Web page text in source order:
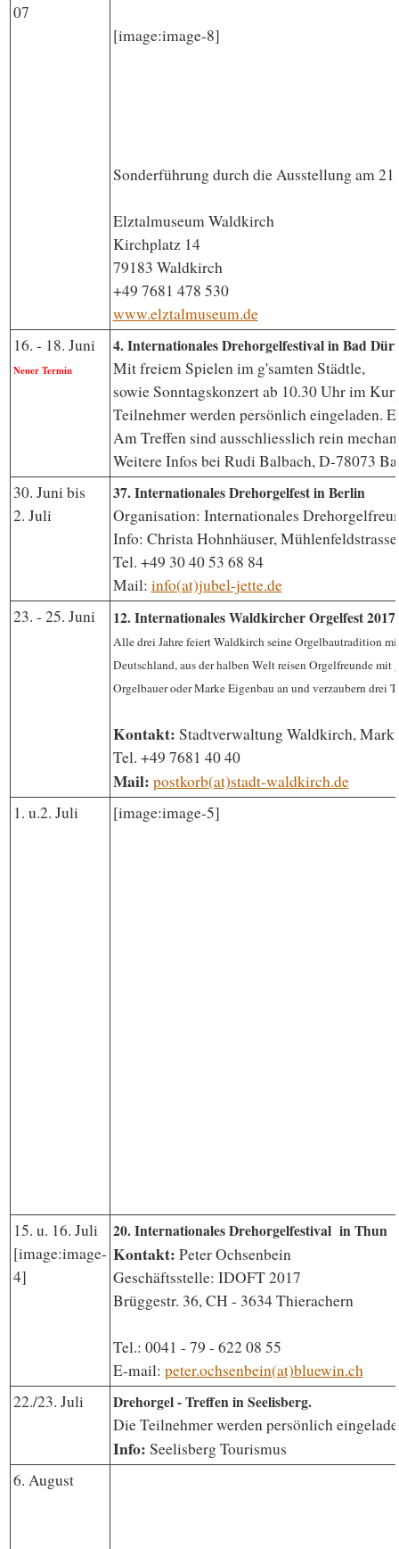
07
[image:image-8]
Sonderführung durch die Ausstellung am
Elztalmuseum Waldkirch
Kirchplatz 14
79183 Waldkirch
+49 7681 478 530
www.elztalmuseum.de
16. - 18. Juni
Neuer Termin
4. Internationales Drehorgelfestival in Bad
Mit freiem Spielen im g'samten Städtle,
sowie Sonntagskonzert ab 10.30 Uhr im
Teilnehmer werden persönlich eingeladen.
Am Treffen sind ausschliesslich rein
Weitere Infos bei Rudi Balbach, D-78073
30. Juni bis
2. Juli
37. Internationales Drehorgelfest in Berlin
Organisation: Internationales
Info: Christa Hohnhäuser,
Tel. +49 30 40 53 68 84
Mail: info(at)jubel-jette.de
23. - 25. Juni
12. Internationales Waldkircher Orgelfest 2017
Alle drei Jahre feiert Waldkirch seine Orgelbautradition
Deutschland, aus der halben Welt reisen Orgelfreunde
Orgelbauer oder Marke Eigenbau an und verzaubern drei
Kontakt: Stadtverwaltung Waldkirch,
Tel. +49 7681 40 40
Mail: postkorb(at)stadt-waldkirch.de
1. u.2. Juli
[image:image-5]
15. u. 16. Juli
[image:image-
4]
20. Internationales Drehorgelfestival in Thun
Kontakt: Peter Ochsenbein
Geschäftsstelle: IDOFT 2017
Brüggestr. 36, CH - 3634 Thierachern
Tel.: 0041 - 79 - 622 08 55
E-mail: peter.ochsenbein(at)bluewin.ch
22./23. Juli
Drehorgel - Treffen in Seelisberg.
Die Teilnehmer werden persönlich
Info: Seelisberg Tourismus
6. August